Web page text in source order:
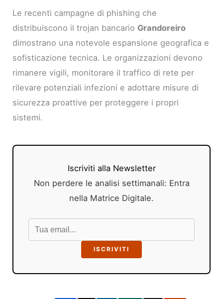
Le recenti campagne di phishing che
distribuiscono il trojan bancario Grandoreiro
dimostrano una notevole espansione geografica e
sofisticazione tecnica. Le organizzazioni devono
rimanere vigili, monitorare il traffico di rete per
rilevare potenziali infezioni e adottare misure di
sicurezza proattive per proteggere i propri
sistemi.
Iscriviti alla Newsletter
Non perdere le analisi settimanali: Entra
nella Matrice Digitale.
ISCRIVITI